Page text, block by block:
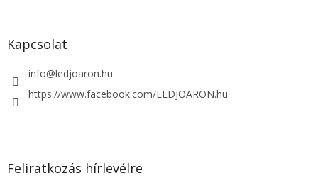
Kapcsolat
info@ledjoaron.hu
https://www.facebook.com/LEDJOARON.hu
Feliratkozás hírlevélre